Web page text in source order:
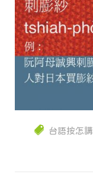
台語按怎講